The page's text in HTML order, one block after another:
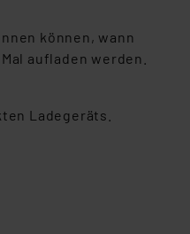
können, wann
aufladen werden.
Ladegeräts.